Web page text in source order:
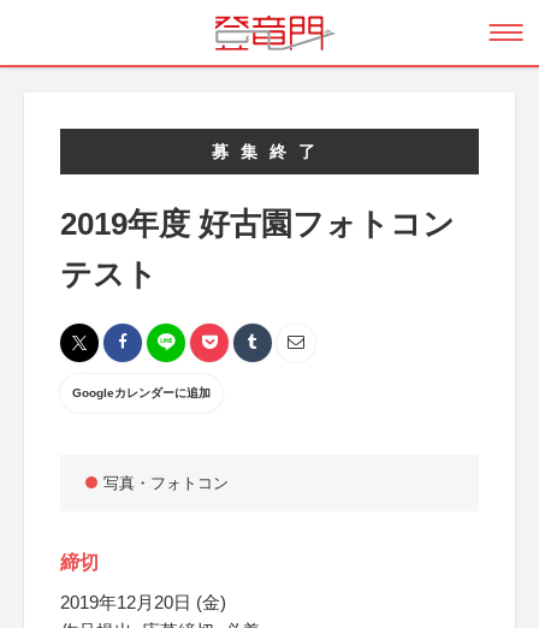
募集終了
2019年度 好古園フォトコン
テスト
Googleカレンダーに追加
写真・フォトコン
締切
2019年12月20日 (金)